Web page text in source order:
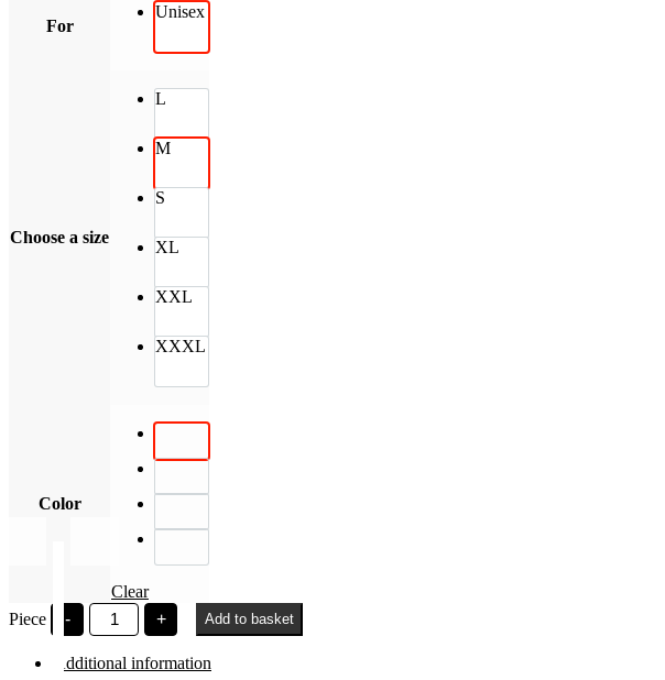
For
Unisex
Choose a size
L
M
S
XL
XXL
XXXL
Color
Clear
Piece
-
Pázmány
Péter
quantity
+ Add to basket
Additional information